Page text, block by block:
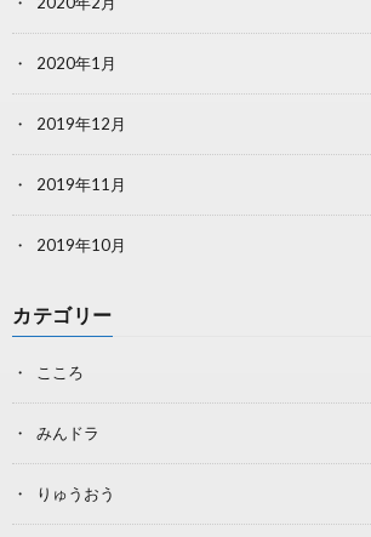
2020年1月
2019年12月
2019年11月
2019年10月
カテゴリー
こころ
みんドラ
りゅうおう